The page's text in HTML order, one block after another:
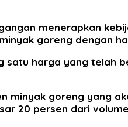
menerapkan
goreng dengan
satu harga yang telah
minyak goreng yang
20 persen dari